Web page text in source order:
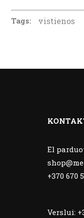
Tags: vistienos
El
+370 670
Verslui: